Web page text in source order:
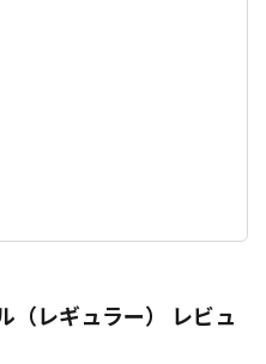
（レギュラー） レビュ